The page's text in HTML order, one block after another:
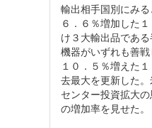
輸出相手国別にみ
６．６％増加した
け３大輸出品であ
機器がいずれも善
１０．５％増えた
去最大を更新した
センター投資拡大
の増加率を見せた。